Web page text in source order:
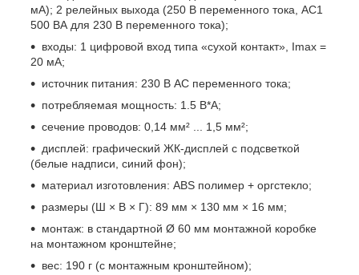
мА); 2 релейных выхода (250 В переменного тока, AC1
500 ВА для 230 В переменного тока);
входы: 1 цифровой вход типа «сухой контакт», Imax =
20 мА;
источник питания: 230 В AC переменного тока;
потребляемая мощность: 1.5 В*А;
сечение проводов: 0,14 мм² ... 1,5 мм²;
дисплей: графический ЖК-дисплей с подсветкой
(белые надписи, синий фон);
материал изготовления: ABS полимер + оргстекло;
размеры (Ш × В × Г): 89 мм × 130 мм × 16 мм;
монтаж: в стандартной Ø 60 мм монтажной коробке
на монтажном кронштейне;
вес: 190 г (с монтажным кронштейном);